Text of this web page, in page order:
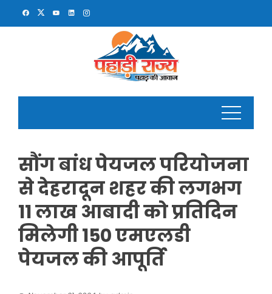
सौंग बांध पेयजल परियोजना
से देहरादून शहर की लगभग
11 लाख आबादी को प्रतिदिन
मिलेगी 150 एमएलडी
पेयजल की आपूर्ति